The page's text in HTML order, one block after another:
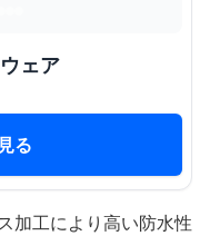
ェア
る
加工により高い防水性